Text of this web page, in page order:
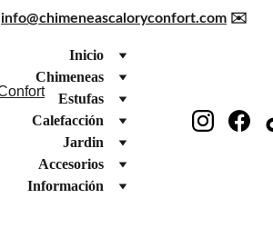
info@chimeneascaloryconfort.com ✉️
Inicio
Chimeneas
Estufas
Calefacción
Jardin
Accesorios
Información